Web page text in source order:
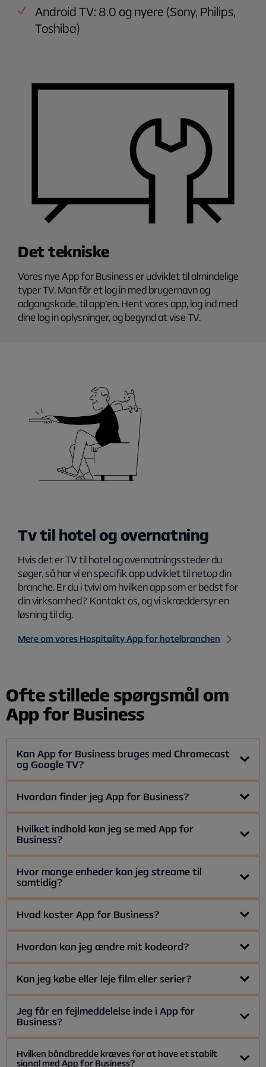
Android TV: 8.0 og nyere (Sony, Philips,
Toshiba)
Det tekniske
Vores nye App for Business er udviklet til almindelige
typer TV. Man får et log in med brugernavn og
adgangskode, til app’en. Hent vores app, log ind med
dine log in oplysninger, og begynd at vise TV.
Tv til hotel og overnatning
Hvis det er TV til hotel og overnatningssteder du
søger, så har vi en specifik app udviklet til netop din
branche. Er du i tvivl om hvilken app som er bedst for
din virksomhed? Kontakt os, og vi skræddersyr en
løsning til dig.
Mere om vores Hospitality App for hotelbranchen
Ofte stillede spørgsmål om
App for Business
Kan App for Business bruges med Chromecast
og Google TV?
Ja, Allentes Android TV-app kan bruges med Chromecast og
Hvordan finder jeg App for Business?
Appen hedder Allente, og når du downloader apps til din
smart-tv, vil du genkende den som et orange ikon med
Hvilket indhold kan jeg se med App for
Business?
Du kan streame kanalerne i den TV-pakke, du har købt, samt
indholdet i ugesarkivet. Ikke alle kanaler findes i
Hvor mange enheder kan jeg streame til
samtidig?
Du kan streame til så mange skærme, som du ønsker.
Hvad koster App for Business?
Du betaler 19 kr. per skærm, du streamer til. Derudover
Hvordan kan jeg ændre mit kodeord?
Du kan ændre dit kodeordher.
Kan jeg købe eller leje film eller serier?
Det er i øjeblikket ikke muligt for erhvervskunder at købe
eller leje film eller TV-serier.
Jeg får en fejlmeddelelse inde i App for
Business?
Får du en fejlkode, når du forsøger at se indhold? I så fald
kan du prøve følgende:
Hvilken båndbredde kræves for at have et stabilt
signal med App for Business?